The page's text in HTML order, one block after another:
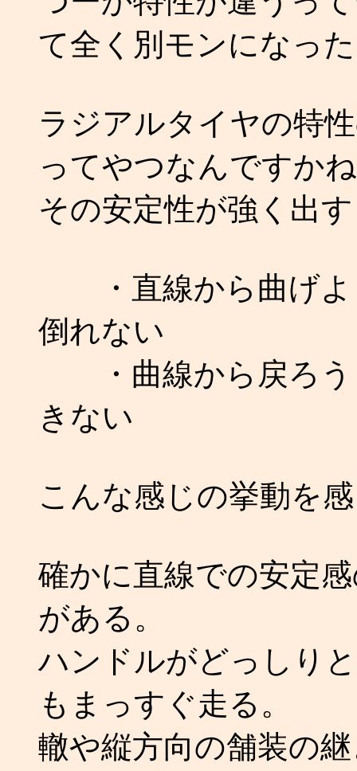
て全く別モンになっ
ラジアルタイヤの特
ってやつなんですか
その安定性が強く出
・直線から曲げよ
倒れない
・曲線から戻ろう
きない
こんな感じの挙動を
確かに直線での安定
がある。
ハンドルがどっしり
もまっすぐ走る。
轍や縦方向の舗装の